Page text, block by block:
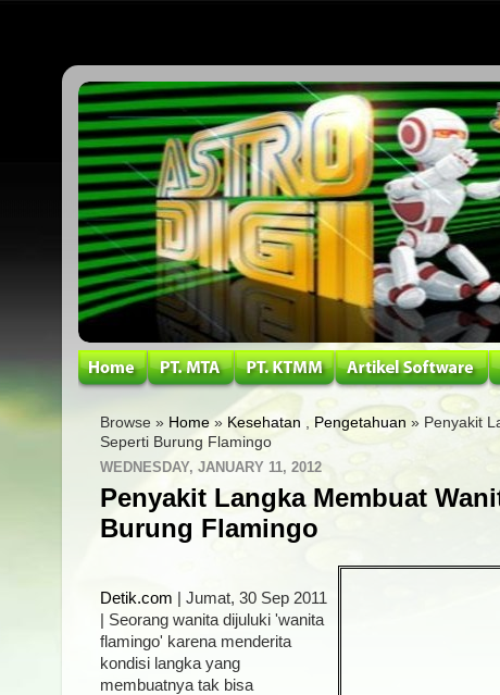
Browse » Home » Kesehatan Pengetahuan » Penyakit
Seperti Burung Flamingo
WEDNESDAY, JANUARY 11, 2012
Penyakit Langka Membuat
Burung Flamingo
Detik.com | Jumat, 30 Sep 2011
| Seorang wanita dijuluki 'wanita
flamingo' karena menderita
kondisi langka yang
membuatnya tak bisa